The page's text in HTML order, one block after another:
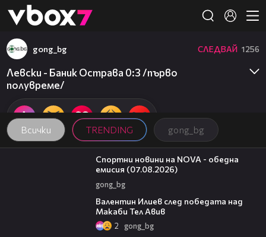
👾
Всички TRENDING gong_bg
gong_bg СЛЕДВАЙ 1256
Левски - Баник Острава 0:3 /първо
полувреме/
04:03
Спортни новини на NOVA - обедна
емисия (07.08.2026)
gong_bg
Валентин Илиев след победата над
Макаби Тел Авив
2 gong_bg